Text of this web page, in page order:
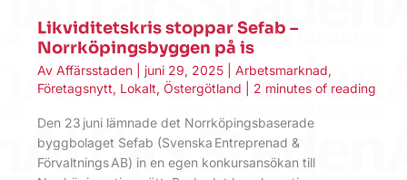
Likviditetskris stoppar Sefab –
Norrköpingsbyggen på is
Av Affärsstaden juni 29, 2025 Arbetsmarknad,
Företagsnytt, Lokalt, Östergötland 2 minutes of reading
Den 23 juni lämnade det Norrköpingsbaserade
byggbolaget Sefab (Svenska Entreprenad &
Förvaltnings AB) in en egen konkursansökan till